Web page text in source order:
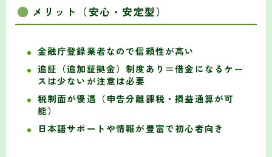
メリット（安心・安定型）
金融庁登録業者なので信頼性が高い
追証（追加証拠金）制度あり＝借金になるケー
スは少ないが注意は必要
税制面が優遇（申告分離課税・損益通算が可
能）
日本語サポートや情報が豊富で初心者向き